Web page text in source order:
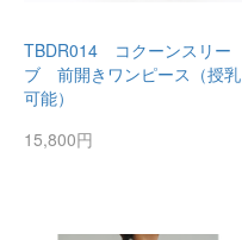
TBDR014 コクーンスリー
ブ 前開きワンピース（授乳
可能）
15,800円